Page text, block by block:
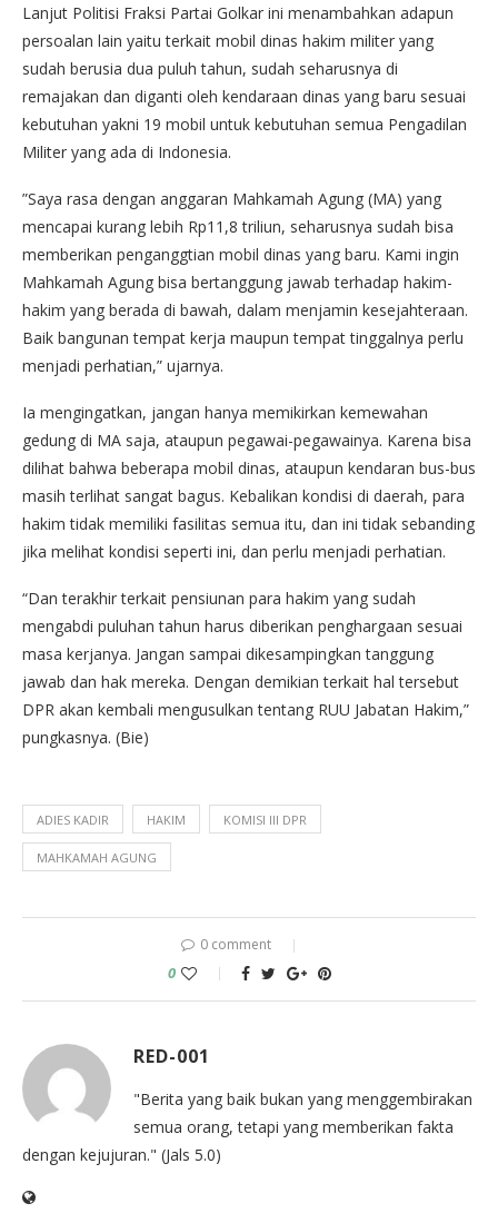
Lanjut Politisi Fraksi Partai Golkar ini menambahkan adapun
persoalan lain yaitu terkait mobil dinas hakim militer yang
sudah berusia dua puluh tahun, sudah seharusnya di
remajakan dan diganti oleh kendaraan dinas yang baru sesuai
kebutuhan yakni 19 mobil untuk kebutuhan semua Pengadilan
Militer yang ada di Indonesia.
”Saya rasa dengan anggaran Mahkamah Agung (MA) yang
mencapai kurang lebih Rp11,8 triliun, seharusnya sudah bisa
memberikan penganggtian mobil dinas yang baru. Kami ingin
Mahkamah Agung bisa bertanggung jawab terhadap hakim-
hakim yang berada di bawah, dalam menjamin kesejahteraan.
Baik bangunan tempat kerja maupun tempat tinggalnya perlu
menjadi perhatian,” ujarnya.
Ia mengingatkan, jangan hanya memikirkan kemewahan
gedung di MA saja, ataupun pegawai-pegawainya. Karena bisa
dilihat bahwa beberapa mobil dinas, ataupun kendaran bus-bus
masih terlihat sangat bagus. Kebalikan kondisi di daerah, para
hakim tidak memiliki fasilitas semua itu, dan ini tidak sebanding
jika melihat kondisi seperti ini, dan perlu menjadi perhatian.
“Dan terakhir terkait pensiunan para hakim yang sudah
mengabdi puluhan tahun harus diberikan penghargaan sesuai
masa kerjanya. Jangan sampai dikesampingkan tanggung
jawab dan hak mereka. Dengan demikian terkait hal tersebut
DPR akan kembali mengusulkan tentang RUU Jabatan Hakim,”
pungkasnya. (Bie)
ADIES KADIR HAKIM KOMISI III DPR
MAHKAMAH AGUNG
0 comment
0
RED-001
"Berita yang baik bukan yang menggembirakan
semua orang, tetapi yang memberikan fakta
dengan kejujuran." (Jals 5.0)